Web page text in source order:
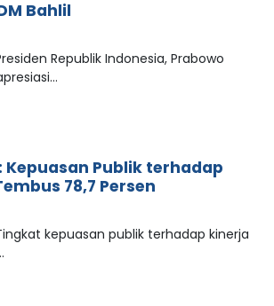
Bahlil
Republik Indonesia, Prabowo
Kepuasan Publik terhadap
78,7 Persen
Tingkat kepuasan publik terhadap kinerja